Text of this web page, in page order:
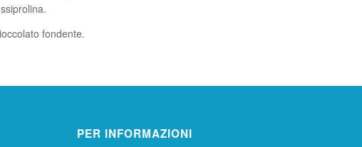
fondente.
PER INFORMAZIONI